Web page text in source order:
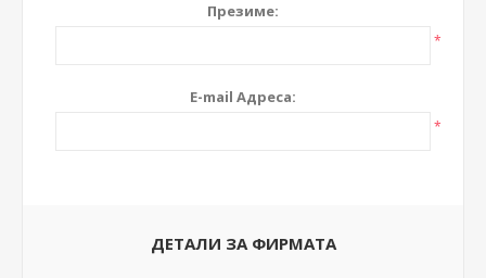
Презиме:
*
E-mail Адреса:
*
ДЕТАЛИ ЗА ФИРМАТА